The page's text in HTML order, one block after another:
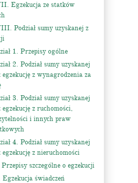
Egzekucja ze statków
Podział sumy uzyskanej z
1. Przepisy ogólne
2. Podział sumy uzyskanej
egzekucję z wynagrodzenia za
3. Podział sumy uzyskanej
egzekucję z ruchomości,
i innych praw
4. Podział sumy uzyskanej
egzekucję z nieruchomości
szczególne o egzekucji
Egzekucja świadczeń